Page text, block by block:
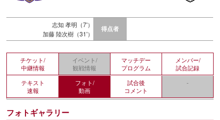
志知 孝明（7'）
加藤 陸次樹（31'）
得点者
チケット/
中継情報
イベント/
観戦情報
マッチデー
プログラム
メンバー/
試合記録
テキスト
速報
フォト/
動画
試合後
コメント
-
フォトギャラリー